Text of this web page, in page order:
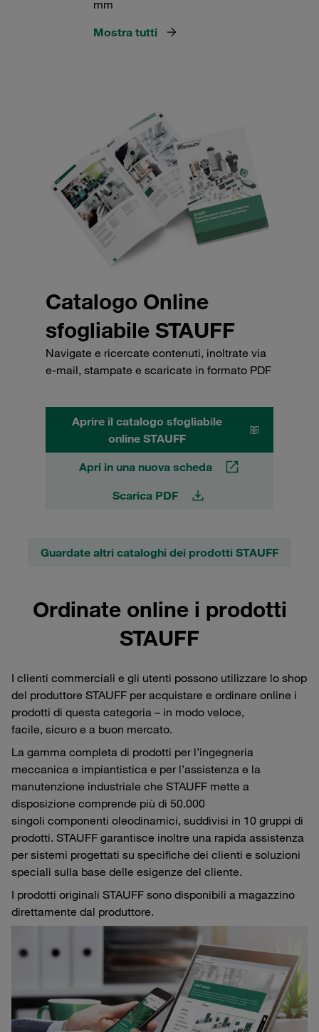
mm
Mostra tutti
Catalogo Online
sfogliabile STAUFF
Navigate e ricercate contenuti, inoltrate via
e-mail, stampate e scaricate in formato PDF
Aprire il catalogo sfogliabile
online STAUFF
Apri in una nuova scheda
Scarica PDF
Guardate altri cataloghi dei prodotti STAUFF
Ordinate online i prodotti
STAUFF
I clienti commerciali e gli utenti possono utilizzare lo shop
del produttore STAUFF per acquistare e ordinare online i
prodotti di questa categoria – in modo veloce,
facile, sicuro e a buon mercato.
La gamma completa di prodotti per l’ingegneria
meccanica e impiantistica e per l’assistenza e la
manutenzione industriale che STAUFF mette a
disposizione comprende più di 50.000
singoli componenti oleodinamici, suddivisi in 10 gruppi di
prodotti. STAUFF garantisce inoltre una rapida assistenza
per sistemi progettati su specifiche dei clienti e soluzioni
speciali sulla base delle esigenze del cliente.
I prodotti originali STAUFF sono disponibili a magazzino
direttamente dal produttore.